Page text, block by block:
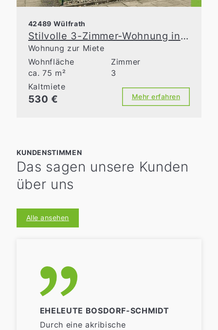
42489 Wülfrath
Stilvolle 3-Zimmer-Wohnung in historischer Stadtvilla
Wohnung zur Miete
Wohnfläche
ca. 75 m²
Zimmer
3
Kaltmiete
530 € Mehr erfahren
KUNDENSTIMMEN
Das sagen unsere Kunden
über uns
Alle ansehen
EHELEUTE BOSDORF-SCHMIDT
Durch eine akribische